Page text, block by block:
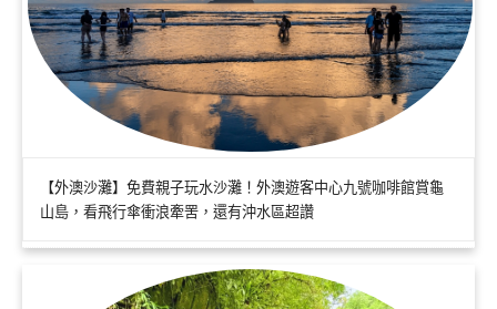
【外澳沙灘】免費親子玩水沙灘！外澳遊客中心九號咖啡館賞龜
山島，看飛行傘衝浪牽罟，還有沖水區超讚